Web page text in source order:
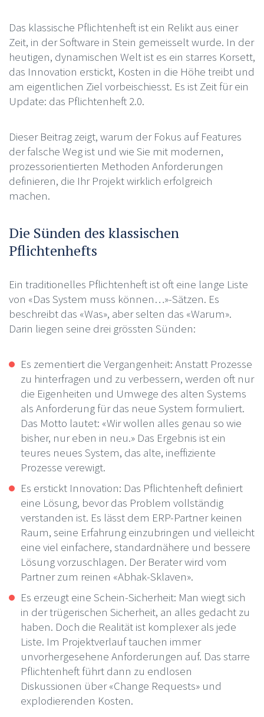
Das klassische Pflichtenheft ist ein Relikt aus einer
Zeit, in der Software in Stein gemeisselt wurde. In der
heutigen, dynamischen Welt ist es ein starres Korsett,
das Innovation erstickt, Kosten in die Höhe treibt und
am eigentlichen Ziel vorbeischiesst. Es ist Zeit für ein
Update: das Pflichtenheft 2.0.
Dieser Beitrag zeigt, warum der Fokus auf Features
der falsche Weg ist und wie Sie mit modernen,
prozessorientierten Methoden Anforderungen
definieren, die Ihr Projekt wirklich erfolgreich
machen.
Die Sünden des klassischen
Pflichtenhefts
Ein traditionelles Pflichtenheft ist oft eine lange Liste
von «Das System muss können…»-Sätzen. Es
beschreibt das «Was», aber selten das «Warum».
Darin liegen seine drei grössten Sünden:
Es zementiert die Vergangenheit: Anstatt Prozesse
zu hinterfragen und zu verbessern, werden oft nur
die Eigenheiten und Umwege des alten Systems
als Anforderung für das neue System formuliert.
Das Motto lautet: «Wir wollen alles genau so wie
bisher, nur eben in neu.» Das Ergebnis ist ein
teures neues System, das alte, ineffiziente
Prozesse verewigt.
Es erstickt Innovation: Das Pflichtenheft definiert
eine Lösung, bevor das Problem vollständig
verstanden ist. Es lässt dem ERP-Partner keinen
Raum, seine Erfahrung einzubringen und vielleicht
eine viel einfachere, standardnähere und bessere
Lösung vorzuschlagen. Der Berater wird vom
Partner zum reinen «Abhak-Sklaven».
Es erzeugt eine Schein-Sicherheit: Man wiegt sich
in der trügerischen Sicherheit, an alles gedacht zu
haben. Doch die Realität ist komplexer als jede
Liste. Im Projektverlauf tauchen immer
unvorhergesehene Anforderungen auf. Das starre
Pflichtenheft führt dann zu endlosen
Diskussionen über «Change Requests» und
explodierenden Kosten.